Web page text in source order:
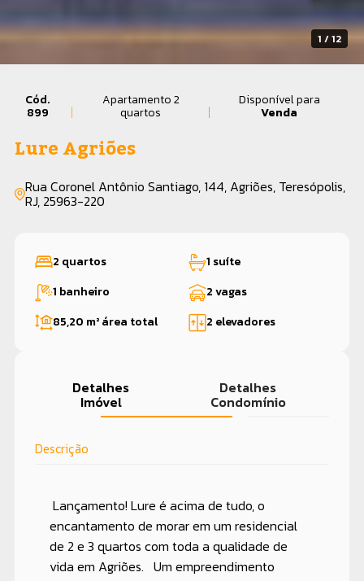
Cód.
899
Apartamento 2
quartos
Disponível para
Venda
Lure Agriões
Rua Coronel Antônio Santiago, 144, Agriões, Teresópolis,
RJ, 25963-220
2 quartos
1 suíte
1 banheiro
2 vagas
85,20 m²área total 2 elevadores
Detalhes
Imóvel
Detalhes
Condomínio
Descrição
Lançamento! Lure é acima de tudo, o
encantamento de morar em um residencial
de 2 e 3 quartos com toda a qualidade de
vida em Agriões. Um empreendimento